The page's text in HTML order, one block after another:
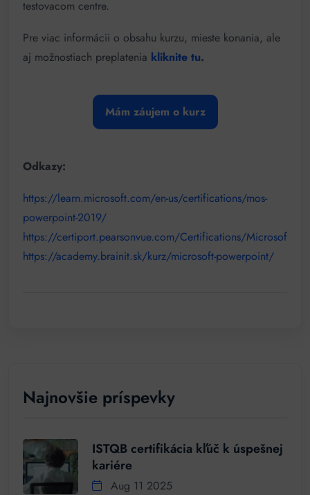
testovacom centre.
Pre viac informácii o obsahu kurzu, mieste konania, ale
aj možnostiach preplatenia kliknite tu.
Mám záujem o kurz
Odkazy:
https://learn.microsoft.com/en-us/certifications/mos-
powerpoint-2019/
https://certiport.pearsonvue.com/Certifications/Microsoft/
https://academy.brainit.sk/kurz/microsoft-powerpoint/
Najnovšie príspevky
ISTQB certifikácia kľúč k úspešnej
kariére
Aug 11 2025